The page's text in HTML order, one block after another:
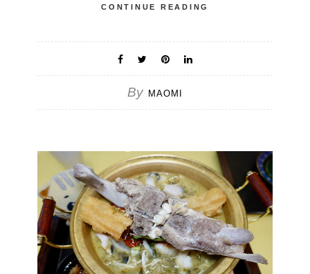
CONTINUE READING
By MAOMI